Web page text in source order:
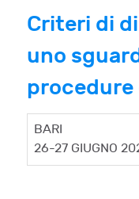
Criteri di
uno
BARI
26-27 GIUGNO